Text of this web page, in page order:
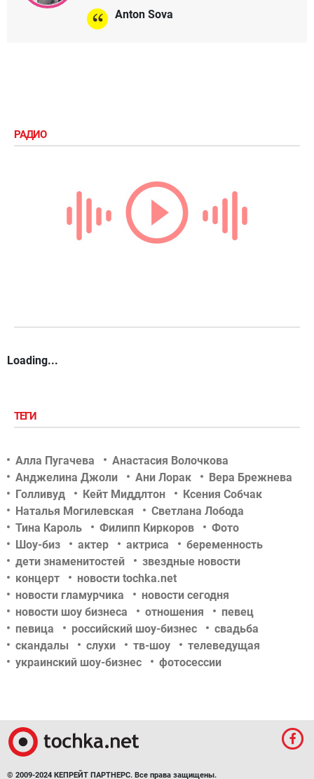
Anton Sova
РАДИО
Loading...
ТЕГИ
Алла Пугачева
Анастасия Волочкова
Анджелина Джоли
Ани Лорак
Вера Брежнева
Голливуд
Кейт Миддлтон
Ксения Собчак
Наталья Могилевская
Светлана Лобода
Тина Кароль
Филипп Киркоров
Фото
Шоу-биз
актер актриса
беременность
дети знаменитостей
звездные новости
концерт
новости tochka.net
новости гламурчика
новости сегодня
новости шоу бизнеса
отношения
певец
певица
российский шоу-бизнес
свадьба
скандалы
слухи тв-шоу
телеведущая
украинский шоу-бизнес
фотосессии
© 2009-2024 КЕПРЕЙТ ПАРТНЕРС. Все права защищены.